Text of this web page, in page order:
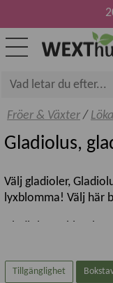
Fröer & Växter/
Gladiolus,
Välj gladioler,
lyxblomma! Välj här
gladiolus en
inte lök som man
gladioler; enkla
Tillgänglighet